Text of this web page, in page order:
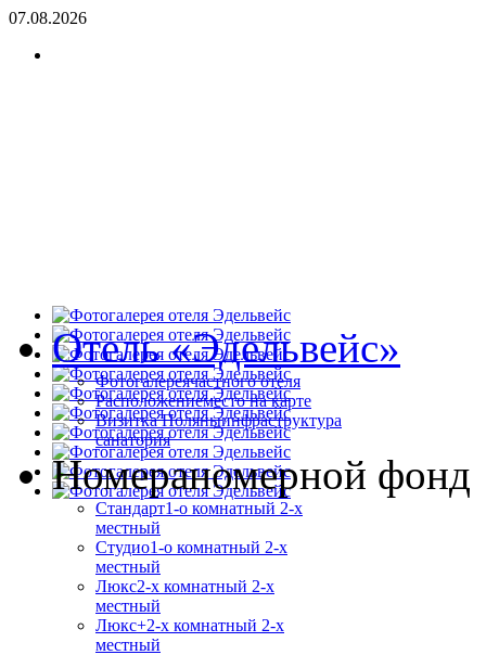
07.08.2026
Отель «Эдельвейс»
Фотогалереячастного отеля
Расположениеместо на карте
Визитка Поляныинфраструктура
санатория
Номераномерной фонд
Стандарт1-о комнатный 2-х
местный
Студио1-о комнатный 2-х
местный
Люкс2-х комнатный 2-х
местный
Люкс+2-х комнатный 2-х
местный